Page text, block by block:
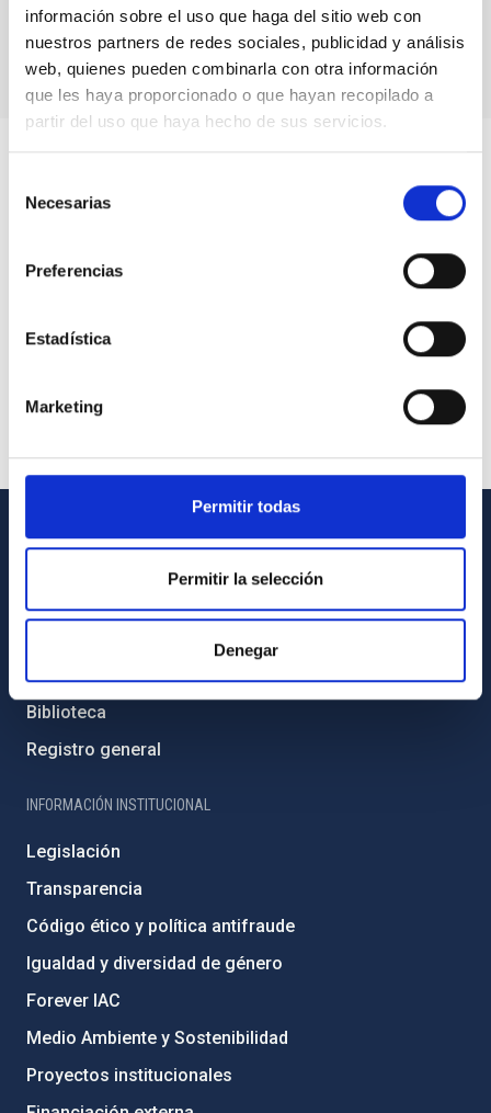
información sobre el uso que haga del sitio web con
nuestros partners de redes sociales, publicidad y análisis
web, quienes pueden combinarla con otra información
que les haya proporcionado o que hayan recopilado a
partir del uso que haya hecho de sus servicios.
Necesarias
Preferencias
Estadística
Marketing
Permitir todas
Permitir la selección
Denegar
Cometas
INFORMACIÓN GENERAL
Directorio de personal
Biblioteca
Registro general
INFORMACIÓN INSTITUCIONAL
Legislación
Transparencia
Código ético y política antifraude
Igualdad y diversidad de género
Forever IAC
Medio Ambiente y Sostenibilidad
Proyectos institucionales